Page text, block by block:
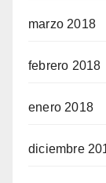
marzo 2018
febrero 2018
enero 2018
diciembre